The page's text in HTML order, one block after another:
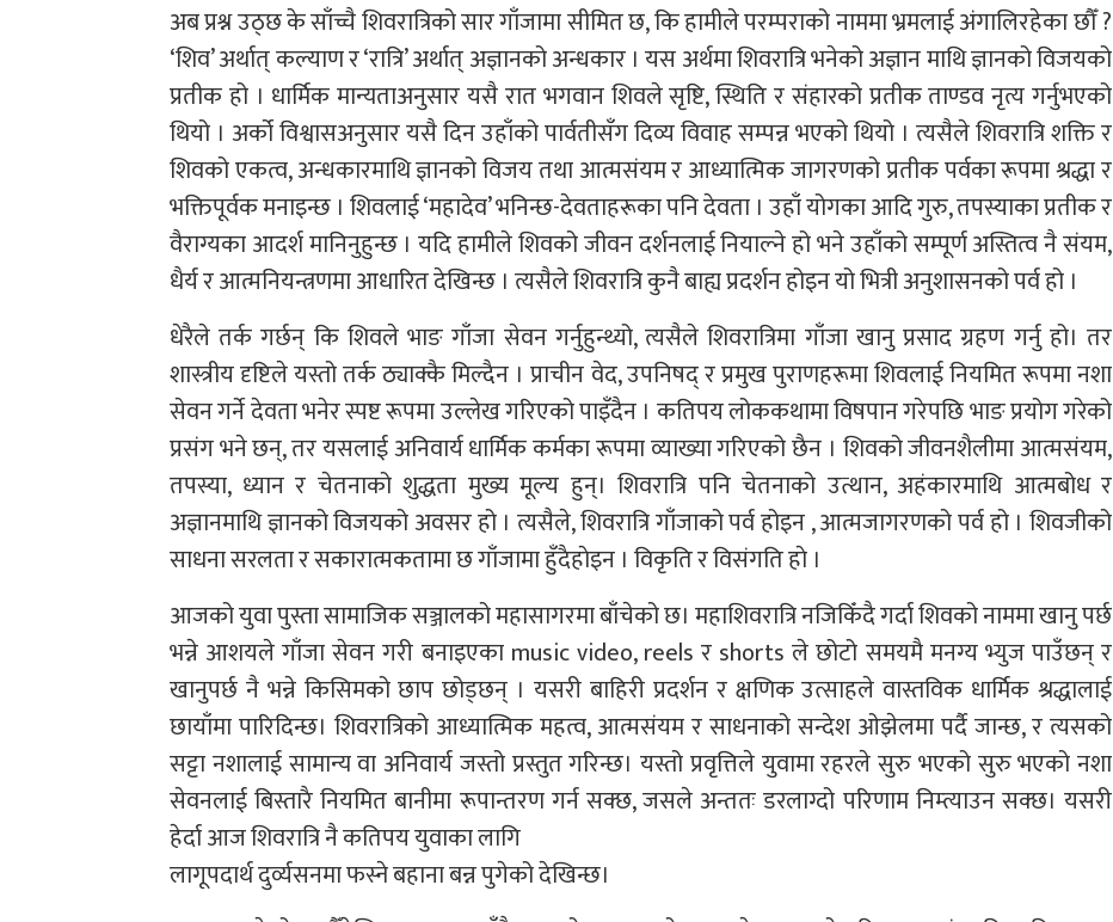
अब प्रश्न उठ्छ के साँच्चै शिवरात्रिको सार गाँजामा सीमित छ, कि हामीले परम्पराको नाममा भ्रमलाई अंगालिरहेका छौँ ?
‘शिव’ अर्थात् कल्याण र ‘रात्रि’ अर्थात् अज्ञानको अन्धकार । यस अर्थमा शिवरात्रि भनेको अज्ञान माथि ज्ञानको विजयको
प्रतीक हो । धार्मिक मान्यताअनुसार यसै रात भगवान शिवले सृष्टि, स्थिति र संहारको प्रतीक ताण्डव नृत्य गर्नुभएको
थियो । अर्को विश्वासअनुसार यसै दिन उहाँको पार्वतीसँग दिव्य विवाह सम्पन्न भएको थियो । त्यसैले शिवरात्रि शक्ति र
शिवको एकत्व, अन्धकारमाथि ज्ञानको विजय तथा आत्मसंयम र आध्यात्मिक जागरणको प्रतीक पर्वका रूपमा श्रद्धा र
भक्तिपूर्वक मनाइन्छ । शिवलाई ‘महादेव’ भनिन्छ-देवताहरूका पनि देवता । उहाँ योगका आदि गुरु, तपस्याका प्रतीक र
वैराग्यका आदर्श मानिनुहुन्छ । यदि हामीले शिवको जीवन दर्शनलाई नियाल्ने हो भने उहाँको सम्पूर्ण अस्तित्व नै संयम,
धैर्य र आत्मनियन्त्रणमा आधारित देखिन्छ । त्यसैले शिवरात्रि कुनै बाह्य प्रदर्शन होइन यो भित्री अनुशासनको पर्व हो ।
धेरैले तर्क गर्छन् कि शिवले भाङ गाँजा सेवन गर्नुहुन्थ्यो, त्यसैले शिवरात्रिमा गाँजा खानु प्रसाद ग्रहण गर्नु हो। तर
शास्त्रीय दृष्टिले यस्तो तर्क ठ्याक्कै मिल्दैन । प्राचीन वेद, उपनिषद् र प्रमुख पुराणहरूमा शिवलाई नियमित रूपमा नशा
सेवन गर्ने देवता भनेर स्पष्ट रूपमा उल्लेख गरिएको पाइँदैन । कतिपय लोककथामा विषपान गरेपछि भाङ प्रयोग गरेको
प्रसंग भने छन्, तर यसलाई अनिवार्य धार्मिक कर्मका रूपमा व्याख्या गरिएको छैन । शिवको जीवनशैलीमा आत्मसंयम,
तपस्या, ध्यान र चेतनाको शुद्धता मुख्य मूल्य हुन्। शिवरात्रि पनि चेतनाको उत्थान, अहंकारमाथि आत्मबोध र
अज्ञानमाथि ज्ञानको विजयको अवसर हो । त्यसैले, शिवरात्रि गाँजाको पर्व होइन , आत्मजागरणको पर्व हो । शिवजीको
साधना सरलता र सकारात्मकतामा छ गाँजामा हुँदैहाेइन । विकृति र विस‌ंगति हाे ।
आजको युवा पुस्ता सामाजिक सञ्जालको महासागरमा बाँचेको छ। महाशिवरात्रि नजिकिँदै गर्दा शिवको नाममा खानु पर्छ
भन्ने आशयले गाँजा सेवन गरी बनाइएका music video, reels र shorts ले छोटो समयमै मनग्य भ्युज पाउँछन् र
खानुपर्छ नै भन्ने किसिमको छाप छोड्छन् । यसरी बाहिरी प्रदर्शन र क्षणिक उत्साहले वास्तविक धार्मिक श्रद्धालाई
छायाँमा पारिदिन्छ। शिवरात्रिको आध्यात्मिक महत्व, आत्मसंयम र साधनाको सन्देश ओझेलमा पर्दै जान्छ, र त्यसको
सट्टा नशालाई सामान्य वा अनिवार्य जस्तो प्रस्तुत गरिन्छ। यस्तो प्रवृत्तिले युवामा रहरले सुरु भएको सुरु भएको नशा
सेवनलाई बिस्तारै नियमित बानीमा रूपान्तरण गर्न सक्छ, जसले अन्ततः डरलाग्दो परिणाम निम्त्याउन सक्छ। यसरी
हेर्दा आज शिवरात्रि नै कतिपय युवाका लागि
लागूपदार्थ दुर्व्यसनमा फस्ने बहाना बन्न पुगेको देखिन्छ।